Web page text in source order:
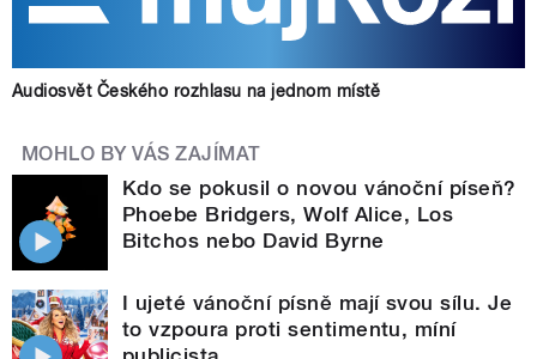
Audiosvět Českého rozhlasu na jednom místě
MOHLO BY VÁS ZAJÍMAT
Kdo se pokusil o novou vánoční píseň?
Phoebe Bridgers, Wolf Alice, Los
Bitchos nebo David Byrne
I ujeté vánoční písně mají svou sílu. Je
to vzpoura proti sentimentu, míní